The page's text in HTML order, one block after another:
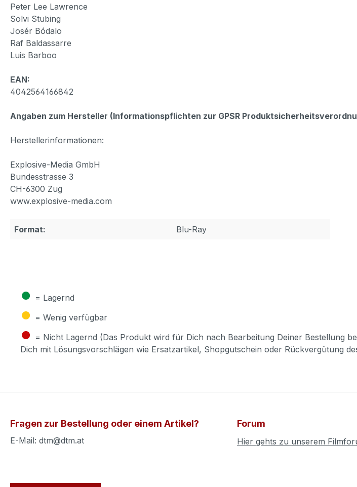
Peter Lee Lawrence
Solvi Stubing
Josér Bódalo
Raf Baldassarre
Luis Barboo
EAN:
4042564166842
Angaben zum Hersteller (Informationspflichten zur GPSR
Herstellerinformationen:
Explosive-Media GmbH
Bundesstrasse 3
CH-6300 Zug
www.explosive-media.com
Format: Blu-Ray
● = Lagernd
● = Wenig verfügbar
● = Nicht Lagernd (Das Produkt wird für Dich nach Bearbeitung Deiner Bestellung
Dich mit Lösungsvorschlägen wie Ersatzartikel, Shopgutschein oder Rückvergütung
Fragen zur Bestellung oder einem Artikel?
E-Mail: dtm@dtm.at
Forum
Hier gehts zu unserem